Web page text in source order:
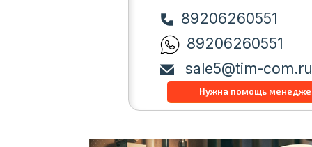
89206260551
89206260551
sale5@tim-com.ru